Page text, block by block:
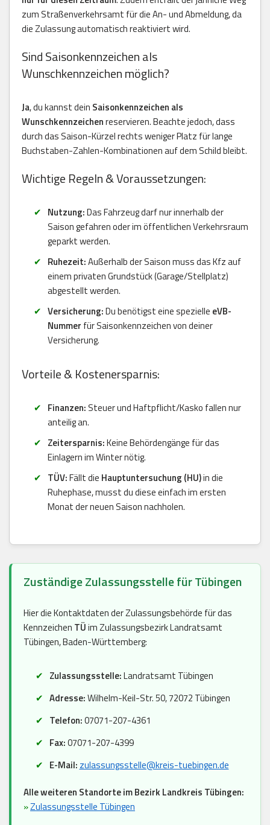
zum Straßenverkehrsamt für die An- und Abmeldung, da
die Zulassung automatisch reaktiviert wird.
Sind Saisonkennzeichen als
Wunschkennzeichen möglich?
Ja, du kannst dein Saisonkennzeichen als
Wunschkennzeichenreservieren. Beachte jedoch, dass
durch das Saison-Kürzel rechts weniger Platz für lange
Buchstaben-Zahlen-Kombinationen auf dem Schild bleibt.
Wichtige Regeln & Voraussetzungen:
Nutzung:Das Fahrzeug darf nur innerhalb der
Saison gefahren oder im öffentlichen Verkehrsraum
geparkt werden.
Ruhezeit:Außerhalb der Saison muss das Kfz auf
einem privaten Grundstück (Garage/Stellplatz)
abgestellt werden.
Versicherung:Du benötigst eine spezielle eVB-
Nummer für Saisonkennzeichen von deiner
Versicherung.
Vorteile & Kostenersparnis:
Finanzen: Steuer und Haftpflicht/Kasko fallen nur
anteilig an.
Zeitersparnis:Keine Behördengänge für das
Einlagern im Winter nötig.
TÜV:Fällt die Hauptuntersuchung (HU)in die
Ruhephase, musst du diese einfach im ersten
Monat der neuen Saison nachholen.
Zuständige Zulassungsstelle für Tübingen
Hier die Kontaktdaten der Zulassungsbehörde für das
Kennzeichen TÜim Zulassungsbezirk Landratsamt
Tübingen, Baden-Württemberg:
Zulassungsstelle:Landratsamt Tübingen
Adresse:Wilhelm-Keil-Str. 50, 72072 Tübingen
Telefon:07071-207-4361
Fax:07071-207-4399
E-Mail: zulassungsstelle@kreis-tuebingen.de
Alle weiteren Standorte im Bezirk Landkreis Tübingen:
»Zulassungsstelle Tübingen